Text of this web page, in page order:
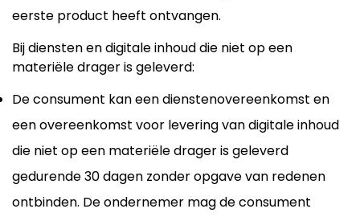
eerste product heeft ontvangen.
Bij diensten en digitale inhoud die niet op een
materiële drager is geleverd:
De consument kan een dienstenovereenkomst en
een overeenkomst voor levering van digitale inhoud
die niet op een materiële drager is geleverd
gedurende 30 dagen zonder opgave van redenen
ontbinden. De ondernemer mag de consument